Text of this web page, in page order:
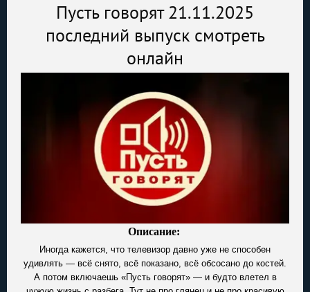
Пусть говорят 21.11.2025
последний выпуск смотреть
онлайн
Описание:
Иногда кажется, что телевизор давно уже не способен
удивлять — всё снято, всё показано, всё обсосано до костей.
А потом включаешь «Пусть говорят» — и будто влетел в